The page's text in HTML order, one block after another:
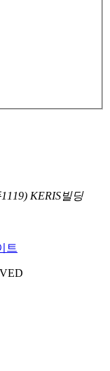
KERIS빌딩